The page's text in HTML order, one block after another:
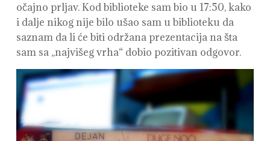
očajno prljav. Kod biblioteke sam bio u 17:50, kako
i dalje nikog nije bilo ušao sam u biblioteku da
saznam da li će biti održana prezentacija na šta
sam sa ,,najvišeg vrha“ dobio pozitivan odgovor.